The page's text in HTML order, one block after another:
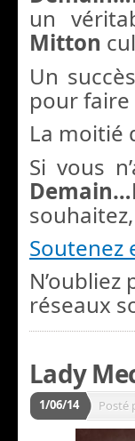
un
Mitton
Un
pour faire
La moitié
Si vous
Soutenez
réseaux
Lady
1/06/14 Posté